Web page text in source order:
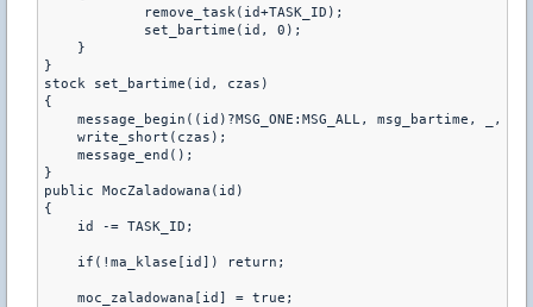
    }
}
stock set_bartime(id, czas)
{
message_begin((id)?MSG_ONE:MSG_ALL, msg_bartime, _,
    write_short(czas);
    message_end();
}
public MocZaladowana(id)
{
    id -= TASK_ID;
    if(!ma_klase[id]) return;
    moc_zaladowana[id] = true;